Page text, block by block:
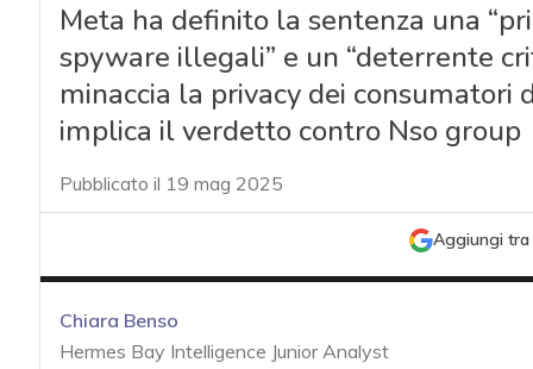
Meta ha definito la sentenza una
spyware illegali” e un “deterrente
minaccia la privacy dei consumatori
implica il verdetto contro Nso group
Pubblicato il 19 mag 2025
Aggiungi tra
Chiara Benso
Hermes Bay Intelligence Junior Analyst